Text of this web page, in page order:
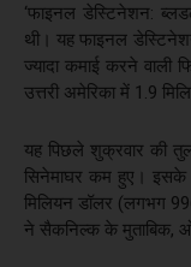
‘फाइनल डेस्टिनेशन:
थी। यह फाइनल
ज्यादा कमाई करने
उत्तरी अमेरिका में 1.9
यह पिछले शुक्रवार की
सिनेमाघर कम हुए। इसके
मिलियन डॉलर (लगभग
ने सैकनिल्क के मुताबिक,